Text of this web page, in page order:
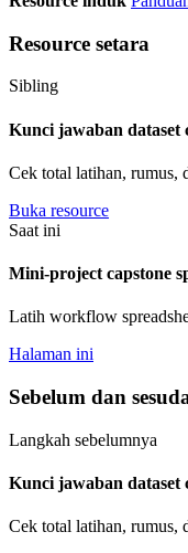
Resource setara
Sibling
Kunci jawaban dataset
Cek total latihan, rumus,
Buka resource
Saat ini
Mini-project capstone
Latih workflow
Halaman ini
Sebelum dan
Langkah sebelumnya
Kunci jawaban dataset
Cek total latihan, rumus,